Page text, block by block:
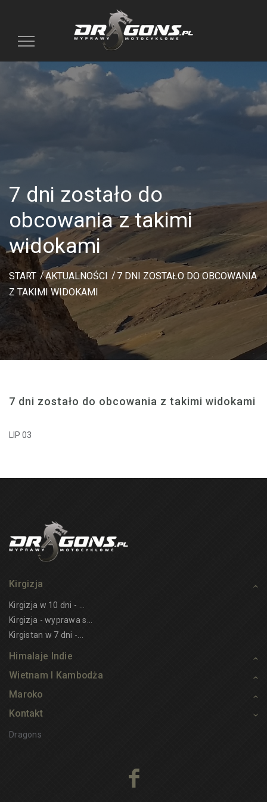
Toggle
7 dni zostało do
obcowania z takimi
widokami
START AKTUALNOŚCI
7 DNI ZOSTAŁO DO OBCOWANIA
Z TAKIMI WIDOKAMI
7 dni zostało do obcowania z takimi widokami
LIP 03
Kirgizja
Kirgizja w 10 dni - ...
Kirgizja - wyprawa s...
Kirgistan w 7 dni -...
Himalaje Indie
Wietnam I Kambodża
Maroko
Kontakt
Dragons